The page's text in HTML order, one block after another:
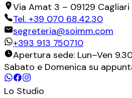
Via Amat 3 – 09129 Cagliari
Tel. +39 070 68.42.30
segreteria@soimm.com
+393 913 750710
Apertura sede: Lun–Ven
Sabato e Domenica su
Lo Studio